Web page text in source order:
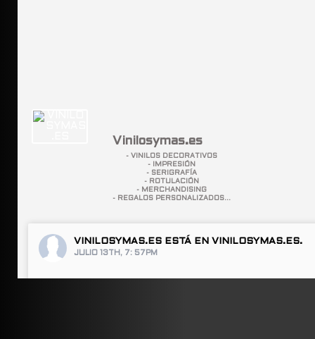
Vinilosymas.es
- VINILOS DECORATIVOS
- IMPRESIÓN
- SERIGRAFÍA
- ROTULACIÓN
- MERCHANDISING
- REGALOS PERSONALIZADOS...
VINILOSYMAS.ES ESTÁ EN VINILOSYMAS.ES.
JULIO 13TH, 7: 57PM